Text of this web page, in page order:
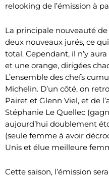
relooking de l’émission à
La principale nouveauté
deux nouveaux jurés, ce
total. Cependant, il n’y
et une orange, dirigées
L’ensemble des chefs
Michelin. D’un côté, on
Pairet et Glenn Viel, et de
Stéphanie Le Quellec
aujourd’hui doublement
(seule femme à avoir
Unis et élue meilleure
Cette saison, l’émission